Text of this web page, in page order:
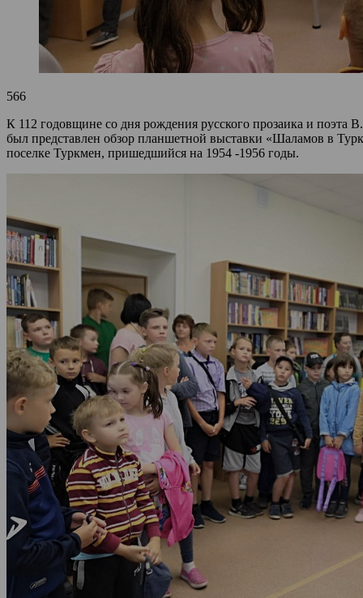
566
К 112 годовщине со дня рождения русского прозаика и поэта
был представлен обзор планшетной выставки «Шаламов в
поселке Туркмен, пришедшийся на 1954 -1956 годы.